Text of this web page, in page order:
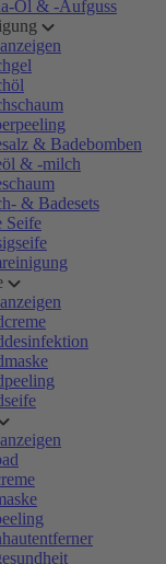
Öl & -Aufguss
& Badebomben
& -milch
& Badesets
Seife